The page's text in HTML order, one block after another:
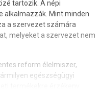
tartozik. A népi
alkalmazzák. Mint minden
a szervezet számára
melyeket a szervezet nem
reform élelmiszer,
egészségügyi
méhviaszt is tartalmaz.